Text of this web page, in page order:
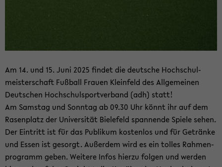
Am 14. und 15. Juni 2025 fin­det die deut­sche Hoch­schul­
meis­ter­schaft Fuß­ball Frau­en Klein­feld des All­ge­mei­nen
Deut­schen Hoch­schul­sport­ver­band (adh) statt!
Am Sams­tag und Sonn­tag ab 09.30 Uhr könnt ihr auf dem
Ra­sen­platz der Uni­ver­si­tät Bie­le­feld span­nen­de Spie­le sehen.
Der Ein­tritt ist für das Pu­bli­kum kos­ten­los und für Ge­trän­ke
und Essen ist ge­sorgt. Au­ßer­dem wird es ein tol­les Rah­men­
pro­gramm geben. Wei­te­re Infos hier­zu fol­gen und wer­den